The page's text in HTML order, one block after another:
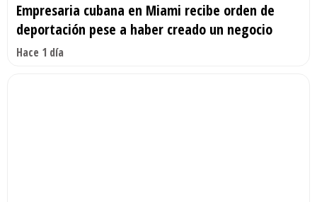
Empresaria cubana en Miami recibe orden de
deportación pese a haber creado un negocio
Hace 1 día